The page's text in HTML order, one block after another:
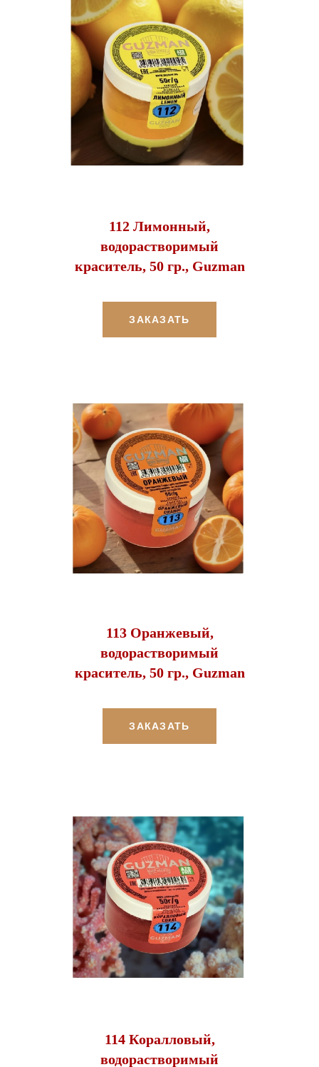
112 Лимонный,
водорастворимый
краситель, 50 гр., Guzman
ЗАКАЗАТЬ
113 Оранжевый,
водорастворимый
краситель, 50 гр., Guzman
ЗАКАЗАТЬ
114 Коралловый,
водорастворимый